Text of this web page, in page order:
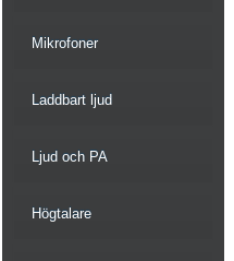
Mikrofoner
Laddbart ljud
Ljud och PA
Högtalare